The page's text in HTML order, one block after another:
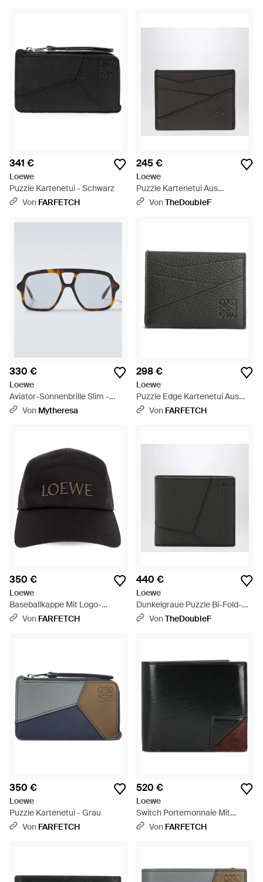
341 €
Loewe
Puzzle Kartenetui - Schwarz
Von FARFETCH
245 €
Loewe
Puzzle Kartenetui Aus
Dunkelgrünem Leder -
VonTheDoubleF
330 €
Loewe
Aviator-Sonnenbrille Slim -
Braun
Von Mytheresa
298 €
Loewe
Puzzle Edge Kartenetui Aus
Strukturiertem Leder - Grau
Von FARFETCH
350 €
Loewe
Baseballkappe Mit Logo-
Stickerei - Schwarz
Von FARFETCH
440 €
Loewe
Dunkelgraue Puzzle Bi-Fold-
Geldbörse Aus Genarbtem
VonTheDoubleF
350 €
Loewe
Puzzle Kartenetui - Grau
Von FARFETCH
520 €
Loewe
Switch Portemonnaie Mit
Einsatz - Schwarz
Von FARFETCH